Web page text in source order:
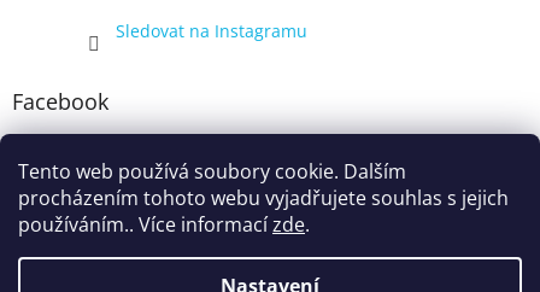
Tento web používá soubory cookie. Dalším
procházením tohoto webu vyjadřujete souhlas s jejich
používáním.. Více informacízde.
Nastavení
Sledovat na Instagramu
Facebook